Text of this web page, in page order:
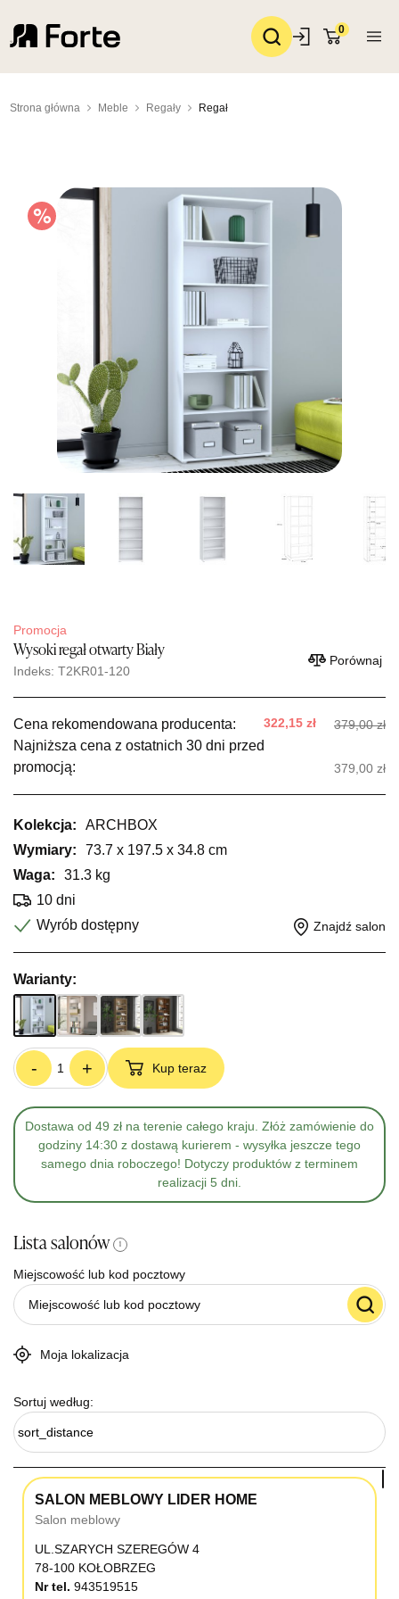
0
Strona główna Meble Regały Regał
Promocja
Wysoki regał otwarty Biały
Indeks: T2KR01-120
Porównaj
Cena rekomendowana producenta: 322,15 zł 379,00 zł
Najniższa cena z ostatnich 30 dni przed
promocją:
379,00 zł
Kolekcja:
ARCHBOX
Wymiary:
73.7 x 197.5 x 34.8 cm
Waga:
31.3 kg
10 dni
Wyrób dostępny
Znajdź salon
Warianty:
- + Kup teraz
Dostawa od 49 zł na terenie całego kraju. Złóż zamówienie do
godziny 14:30 z dostawą kurierem - wysyłka jeszcze tego
samego dnia roboczego! Dotyczy produktów z terminem
realizacji 5 dni.
Lista salonów i
Miejscowość lub kod pocztowy
Moja lokalizacja
Sortuj według:
sort_distance
SALON MEBLOWY LIDER HOME
Salon meblowy
UL.SZARYCH SZEREGÓW 4
78-100 KOŁOBRZEG
Nr tel. 943519515